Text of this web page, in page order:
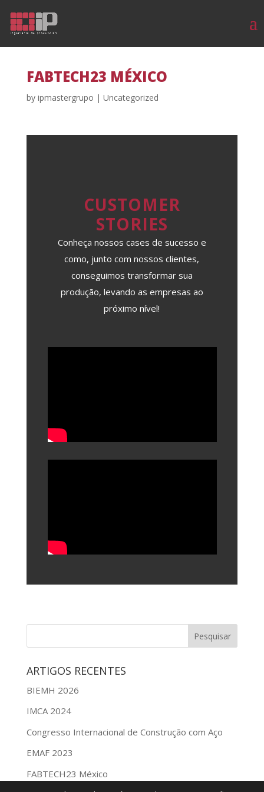
FABTECH23 MÉXICO
by ipmastergrupo | Uncategorized
CUSTOMER
STORIES
Conheça nossos cases de sucesso e
como, junto com nossos clientes,
conseguimos transformar sua
produção, levando as empresas ao
próximo nível!
ARTIGOS RECENTES
BIEMH 2026
IMCA 2024
Congresso Internacional de Construção com Aço
EMAF 2023
FABTECH23 México